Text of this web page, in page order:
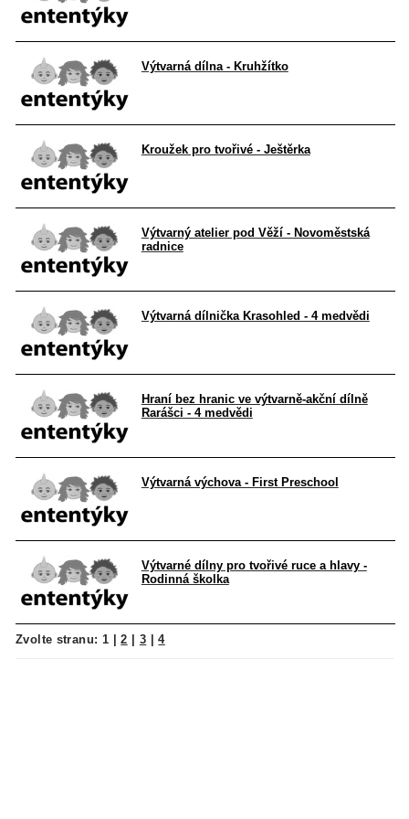
Výtvarná dílna - Kruhžítko
Kroužek pro tvořivé - Ještěrka
Výtvarný atelier pod Věží - Novoměstská
radnice
Výtvarná dílnička Krasohled - 4 medvědi
Hraní bez hranic ve výtvarně-akční dílně
Rarášci - 4 medvědi
Výtvarná výchova - First Preschool
Výtvarné dílny pro tvořivé ruce a hlavy -
Rodinná školka
Zvolte stranu: 1 |2 3 |4